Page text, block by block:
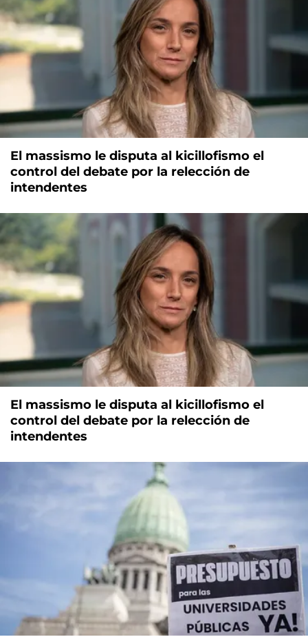
El massismo le disputa al kicillofismo el
control del debate por la relección de
intendentes
El massismo le disputa al kicillofismo el
control del debate por la relección de
intendentes